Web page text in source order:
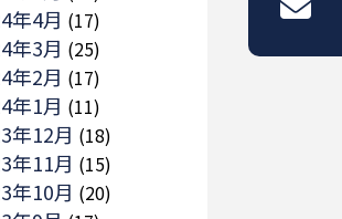
年4月 (17)
年3月 (25)
年2月 (17)
年1月 (11)
年12月 (18)
年11月 (15)
年10月 (20)